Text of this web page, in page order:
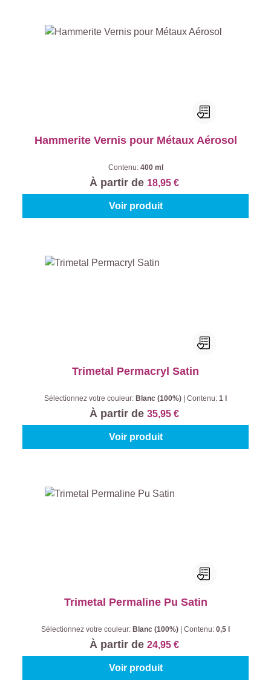
Hammerite Vernis pour Métaux Aérosol
Contenu: 400 ml
À partir de 18,95 €
Voir produit
Trimetal Permacryl Satin
Sélectionnez votre couleur: Blanc (100%) Contenu: 1 l
À partir de 35,95 €
Voir produit
Trimetal Permaline Pu Satin
Sélectionnez votre couleur: Blanc (100%) Contenu: 0,5 l
À partir de 24,95 €
Voir produit